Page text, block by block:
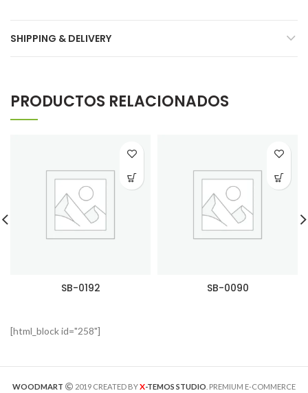
SHIPPING & DELIVERY
PRODUCTOS RELACIONADOS
SB-0192 SB-0090
[html_block id="258"]
WOODMART 2019 CREATED BYX-TEMOS STUDIO . PREMIUM E-COMMERCE